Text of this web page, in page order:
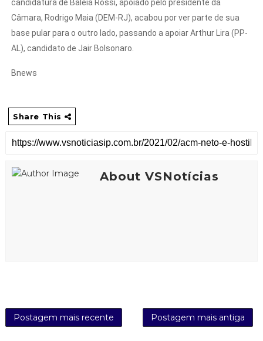
candidatura de Baleia Rossi, apoiado pelo presidente da
Câmara, Rodrigo Maia (DEM-RJ), acabou por ver parte de sua
base pular para o outro lado, passando a apoiar Arthur Lira (PP-
AL), candidato de Jair Bolsonaro.
Bnews
Share This
About VSNotícias
Postagem mais recente Postagem mais antiga